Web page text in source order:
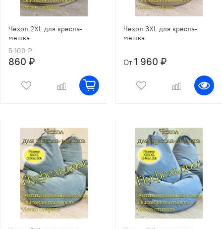
Чехол 2XL для кресла-
мешка
5 100 ₽
860 ₽
Чехол 3XL для кресла-
мешка
От 1 960 ₽